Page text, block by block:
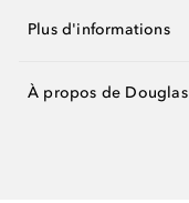
Plus d'informations
À propos de Douglas